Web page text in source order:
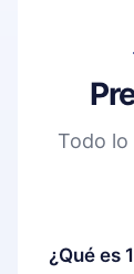
Todo lo
¿Qué es